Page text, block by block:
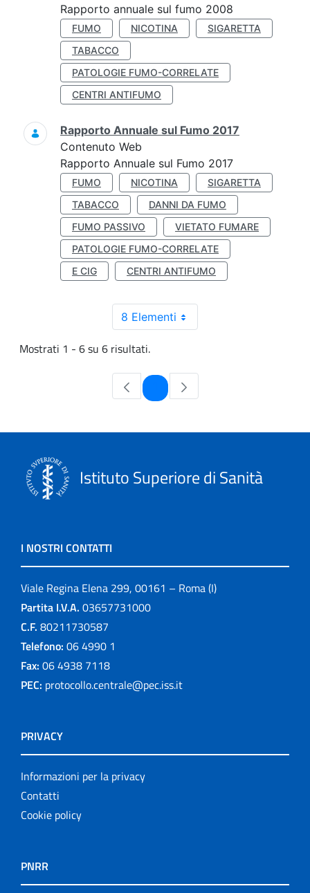
Rapporto annuale sul fumo 2008
FUMO NICOTINA
SIGARETTA
TABACCO
PATOLOGIE FUMO-CORRELATE
CENTRI ANTIFUMO
Rapporto Annuale sul Fumo 2017
Contenuto Web
Rapporto Annuale sul Fumo 2017
FUMO NICOTINA
SIGARETTA
TABACCO
DANNI DA FUMO
FUMO PASSIVO
VIETATO FUMARE
PATOLOGIE FUMO-CORRELATE
E CIG
CENTRI ANTIFUMO
8 Elementi
Mostrati 1 - 6 su 6 risultati.
Pagina
Istituto Superiore di Sanità
I NOSTRI CONTATTI
Viale Regina Elena 299, 00161 – Roma (I)
Partita I.V.A. 03657731000
C.F. 80211730587
Telefono: 06 4990 1
Fax: 06 4938 7118
PEC: protocollo.centrale@pec.iss.it
PRIVACY
Informazioni per la privacy
Contatti
Cookie policy
PNRR